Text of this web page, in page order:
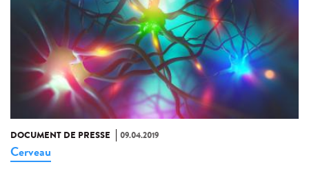
DOCUMENT DE PRESSE 09.04.2019
Cerveau